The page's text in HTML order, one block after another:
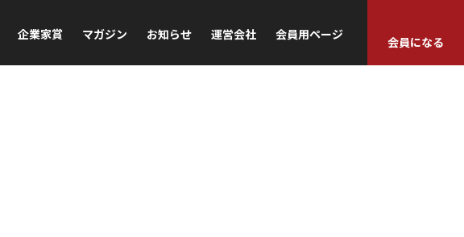
企業家賞 マガジン お知らせ 運営会社 会員用ページ
会員になる